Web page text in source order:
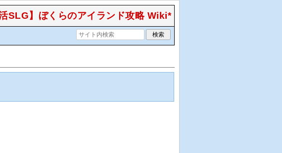
活SLG】ぼくらのアイランド攻略 Wiki*